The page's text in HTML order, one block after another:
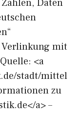
Daten
mit
<a
stadt/mittel
zu
a> –